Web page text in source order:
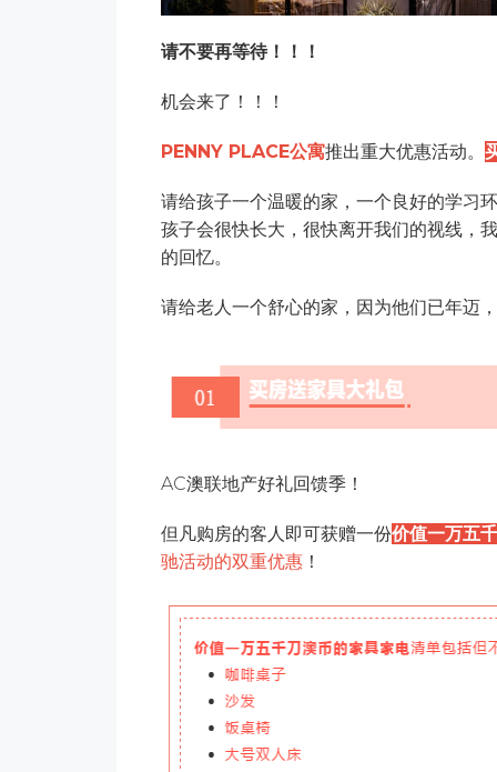
请不要再等待！！！
机会来了！！！
PENNY PLACE公寓推出重大优惠活动。
请给孩子一个温暖的家，一个良好的学习
孩子会很快长大，很快离开我们的视线，
的回忆。
请给老人一个舒心的家，因为他们已年迈
AC澳联地产好礼回馈季！
但凡购房的客人即可获赠一份价值一万五
驰活动的双重优惠 ！